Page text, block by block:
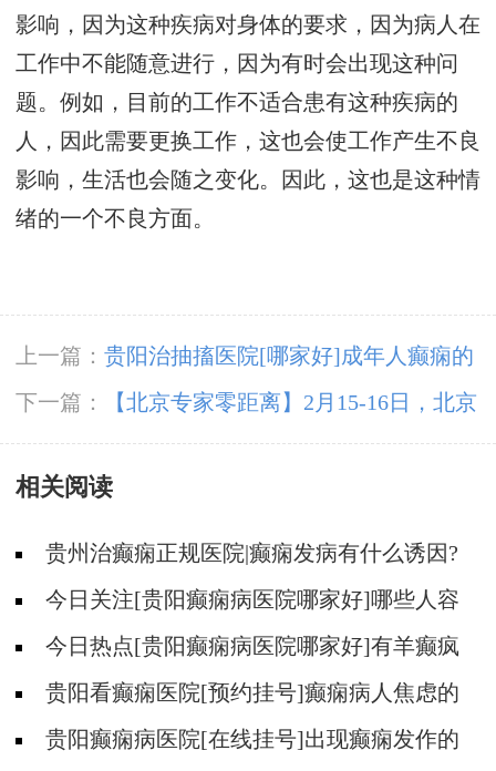
影响，因为这种疾病对身体的要求，因为病人在
工作中不能随意进行，因为有时会出现这种问
题。例如，目前的工作不适合患有这种疾病的
人，因此需要更换工作，这也会使工作产生不良
影响，生活也会随之变化。因此，这也是这种情
绪的一个不良方面。
上一篇： 贵阳治抽搐医院[哪家好]成年人癫痫的
护理方法有哪些？
下一篇：
【北京专家零距离】2月15-16日，北京
三甲名院名医朱陵群教授莅临贵阳亲诊，癫痫患
者赶紧安排起来！
相关阅读
贵州治癫痫正规医院|癫痫发病有什么诱因?
今日关注[贵阳癫痫病医院哪家好]哪些人容
易得癫痫病？
今日热点[贵阳癫痫病医院哪家好]有羊癫疯
心情不好会不会导致发作？
贵阳看癫痫医院[预约挂号]癫痫病人焦虑的
原因是什么？
贵阳癫痫病医院[在线挂号]出现癫痫发作的